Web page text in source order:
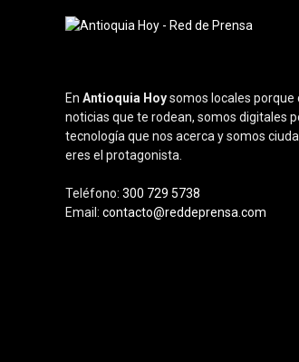
En Antioquia Hoysomos locales porque
noticias que te rodean, somos digitales
tecnología que nos acerca y somos
eres el protagonista.
Teléfono: 300 729 5738
Email: contacto@reddeprensa.com